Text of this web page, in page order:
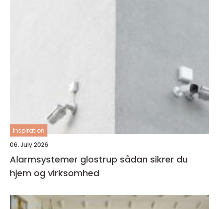
inspiration
06. July 2026
Alarmsystemer glostrup sådan sikrer du
hjem og virksomhed